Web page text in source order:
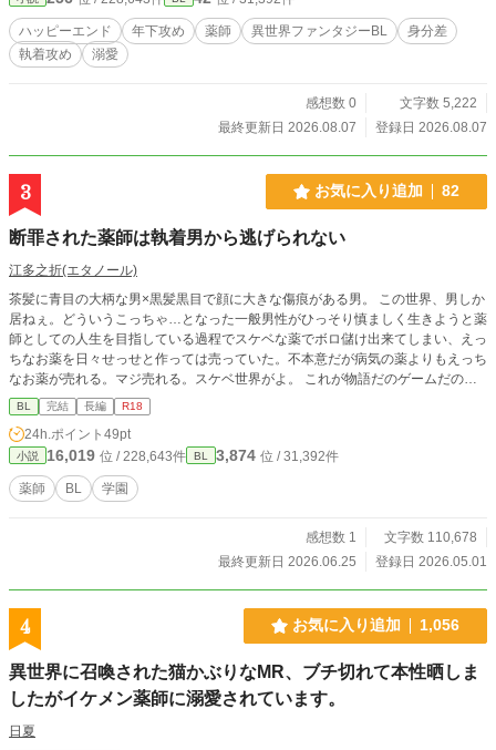
ハッピーエンド 年下攻め 薬師 異世界ファンタジーBL
身分差
執着攻め
溺愛
感想数 0
文字数 5,222
最終更新日 2026.08.07
登録日 2026.08.07
3 お気に入り追加 82
断罪された薬師は執着男から逃げられない
江多之折(エタノール)
茶髪に青目の大柄な男×黒髪黒目で顔に大きな傷痕がある男。 この世界、男しか
居ねぇ。どういうこっちゃ…となった一般男性がひっそり慎ましく生きようと薬
師としての人生を目指している過程でスケベな薬でボロ儲け出来てしまい、えっ
ちなお薬を日々せっせと作っては売っていた。不本意だが病気の薬よりもえっち
なお薬が売れる。マジ売れる。スケベ世界がよ。 これが物語だのゲームだのの
世界ならば、えっちなお薬で様々な展開を生んで色んな意味で盛り上がっている
のだろう。だがしかし俺はその世界で言うとモブである。お薬をせっせと作って
売るアイテム屋さんである。…と思っていたら断罪されたので、俺は一人でひっ
そりと生きる事にした。 薬屋さんに薬を卸す一般薬師。俺は世界のモブ。誰と
も関わらずに生きるんだ。で、この男は誰ですか？ ………そんな事から始まる
物語。 ムーンライトノベルズ掲載中
BL 完結 長編 R18
24h.ポイント 49pt
小説 16,019 位 / 228,643件 BL 3,874 位 / 31,392件
薬師 BL 学園
感想数 1
文字数 110,678
最終更新日 2026.06.25
登録日 2026.05.01
4 お気に入り追加 1,056
異世界に召喚された猫かぶりなMR、ブチ切れて本性晒しま
したがイケメン薬師に溺愛されています。
日夏